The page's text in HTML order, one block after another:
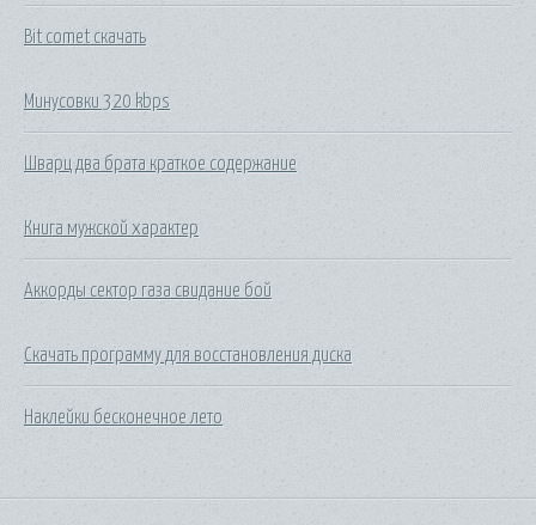
Bit comet скачать
Минусовки 320 kbps
Шварц два брата краткое содержание
Книга мужской характер
Аккорды сектор газа свидание бой
Скачать программу для восстановления диска
Наклейки бесконечное лето